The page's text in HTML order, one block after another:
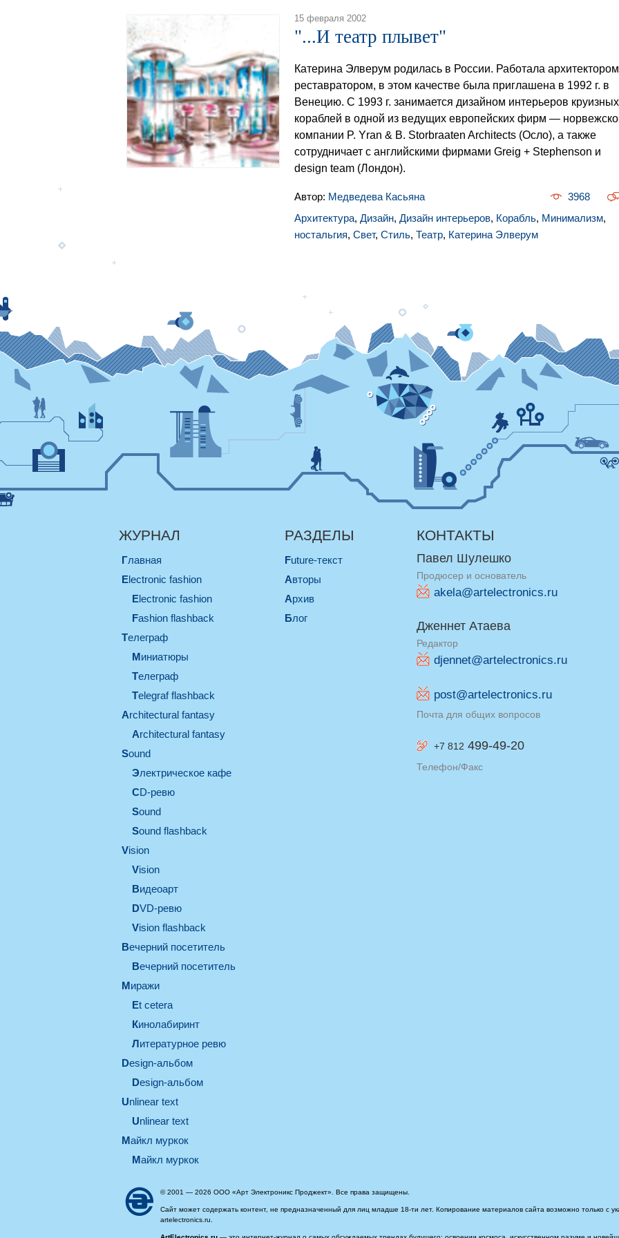
15 февраля 2002
"...И театр плывет"
Катерина Элверум родилась в России. Работала
реставратором, в этом качестве была приглашена в 1992 г. в
Венецию. С 1993 г. занимается дизайном интерьеров круизных
кораблей в одной из ведущих европейских фирм —
компании P. Yran & B. Storbraaten Architects (Осло), а также
сотрудничает с английскими фирмами Greig + Stephenson и
design team (Лондон).
Автор: Медведева Касьяна
3968
Архитектура, Дизайн, Дизайн интерьеров, Корабль, Минимализм,
ностальгия, Свет, Стиль, Театр, Катерина Элверум
ЖУРНАЛ
Главная
electronic fashion
electronic fashion
Fashion flashback
телеграф
миниатюры
телеграф
Telegraf flashback
architectural fantasy
architectural fantasy
sound
электрическое кафе
CD-ревю
sound
Sound flashback
vision
vision
видеоарт
DVD-ревю
Vision flashback
вечерний посетитель
вечерний посетитель
миражи
et cetera
кинолабиринт
литературное ревю
design-альбом
design-альбом
unlinear text
Unlinear text
майкл муркок
майкл муркок
РАЗДЕЛЫ
Future-текст
Авторы
Архив
Блог
КОНТАКТЫ
Павел Шулешко
Продюсер и основатель
akela@artelectronics.ru
Дженнет Атаева
Редактор
djennet@artelectronics.ru
post@artelectronics.ru
Почта для общих вопросов
+7 812 499-49-20
Телефон/Факс
© 2001 — 2026 ООО «Арт Электроникс Проджект». Все права защищены.
Сайт может содержать контент, не предназначенный для лиц младше 18-ти лет. Копирование материалов сайта возможно только с
artelectronics.ru.